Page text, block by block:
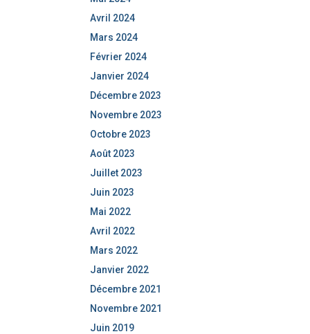
Avril 2024
Mars 2024
Février 2024
Janvier 2024
Décembre 2023
Novembre 2023
Octobre 2023
Août 2023
Juillet 2023
Juin 2023
Mai 2022
Avril 2022
Mars 2022
Janvier 2022
Décembre 2021
Novembre 2021
Juin 2019